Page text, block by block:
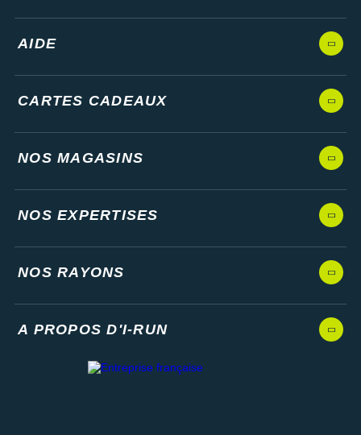
AIDE
CARTES CADEAUX
NOS MAGASINS
NOS EXPERTISES
NOS RAYONS
A PROPOS D'I-RUN